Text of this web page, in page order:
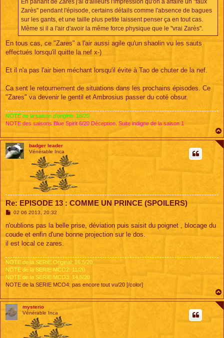
En parlant de Zarès j'ai d'ailleurs l'impression qu'on à affaire un "faux
Zarès" pendant l'épisode, certains détails comme l'absence de bagues
sur les gants, et une taille plus petite laissent penser ça en tout cas.
Même si il a l'air d'avoir la même force physique que le "vrai Zarès".
En tous cas, ce "Zares" a l'air aussi agile qu'un shaolin vu les sauts
effectués lorsqu'il quitte la nef x-)
Et il n'a pas l'air bien méchant lorsqu'il évite à Tao de chuter de la nef.
Ca sent le retournement de situations dans les prochains épisodes. Ce
"Zares" va devenir le gentil et Ambrosius passer du coté obsur.
NOTE de la saison d'origine: 18/20
NOTE des saisons Blue Spirit 6/20 Déception. Suite indigne de la saison 1
badger leader
Vénérable Inca
Re: EPISODE 13 : COMME UN PRINCE (SPOILERS)
M
s
a
g
02 06 2013, 20:32
n'oublions pas la belle prise, déviation puis saisit du poignet , blocage du
coude et enfin d'une bonne projection sur le dos.
il est local ce zares.
NOTE de la SERIE Original: 16.5/20.
NOTE de la SERIE MCO2: 11/20
NOTE de la SERIE MCO3: 14.5/20
NOTE de la SERIE MCO4: pas encore tout vu/20 [/color]
mysterio
Vénérable Inca